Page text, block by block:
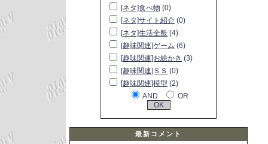
[ネタ]食べ物 (0)
[ネタ]サイト紹介 (0)
[ネタ]生活全般 (4)
[趣味関連]ゲーム (6)
[趣味関連]お絵かき (3)
[趣味関連]ＳＳ (0)
[趣味関連]模型 (2)
AND
OR
最新コメント